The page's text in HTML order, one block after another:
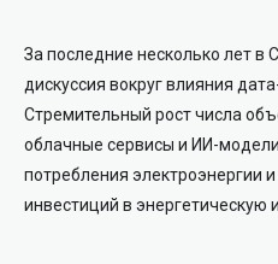
За последние несколько лет
дискуссия вокруг влияния
Стремительный рост числа
облачные сервисы и ИИ-
потребления электроэнергии
инвестиций в энергетическую